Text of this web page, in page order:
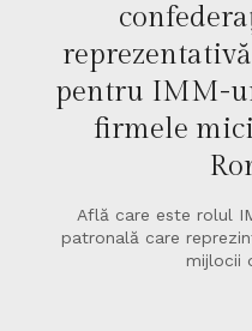
pentru IMM-
firmele
Află care este rolul
patronală care
mijlocii